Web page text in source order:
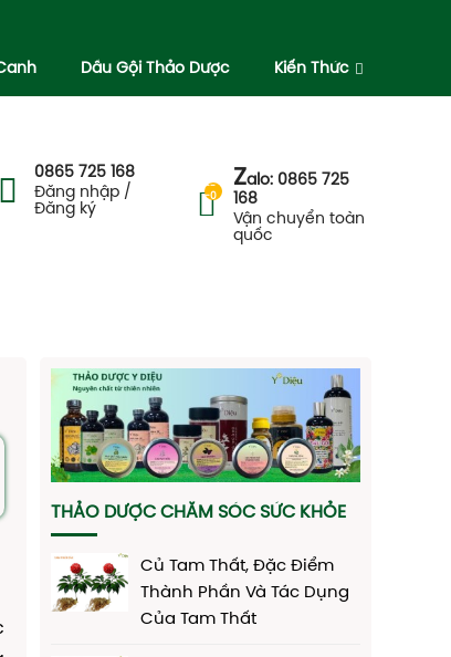
Dầu Gội Thảo Dược Kiến Thức
0865 725 168
Đăng nhập /
Đăng ký
--
-0
Zalo: 0865 725
168
Vận chuyển toàn
quốc
THẢO DƯỢC CHĂM SÓC SỨC KHỎE
Củ Tam Thất, Đặc Điểm
Thành Phần Và Tác Dụng
Của Tam Thất